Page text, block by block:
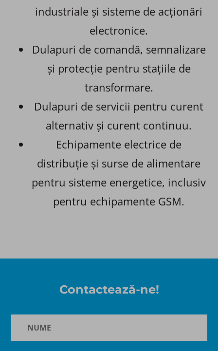
industriale și sisteme de acționări
electronice.
Dulapuri de comandă, semnalizare
și protecție pentru stațiile de
transformare.
Dulapuri de servicii pentru curent
alternativ și curent continuu.
Echipamente electrice de
distribuție și surse de alimentare
pentru sisteme energetice, inclusiv
pentru echipamente GSM.
Contactează-ne!